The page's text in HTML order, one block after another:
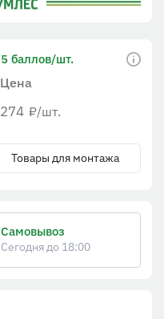
5 баллов/шт.
Цена
274 ₽/шт.
Товары для монтажа
Самовывоз
Сегодня до 18:00